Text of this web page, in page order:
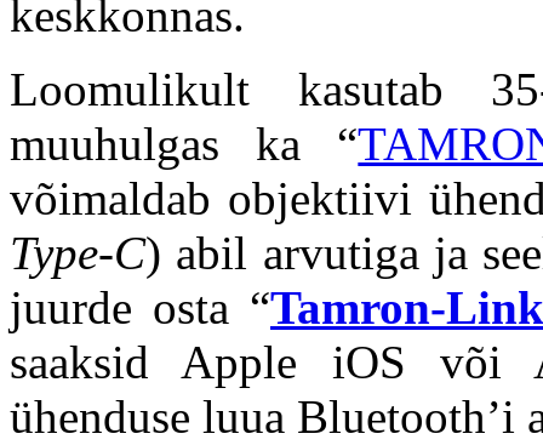
keskkonnas.
Loomulikult kasutab
muuhulgas ka “
võimaldab objektiivi
Type-C) abil arvutiga ja
juurde osta “Tamron-
saaksid Apple iOS või
ühenduse luua Bluetooth’i